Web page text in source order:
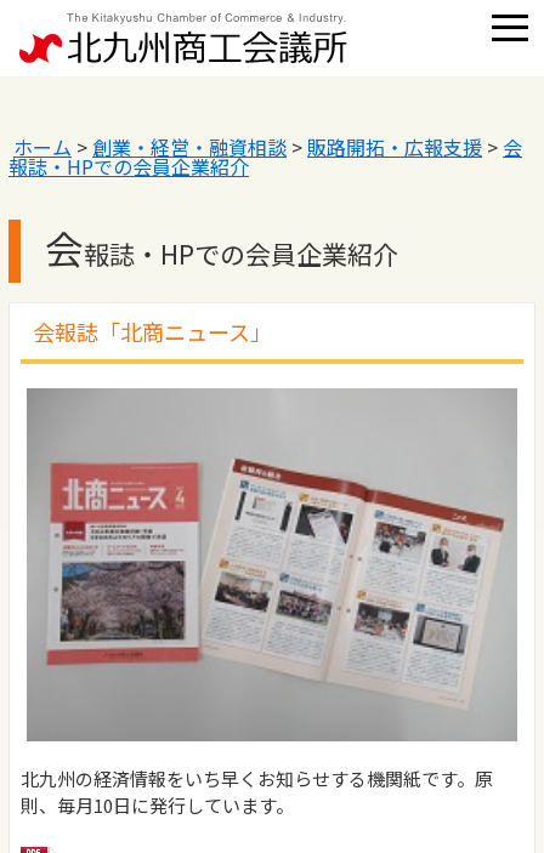
ホーム > 創業・経営・融資相談 >販路開拓・広報支援 > 会
報誌・HPでの会員企業紹介
会報誌・HPでの会員企業紹介
会報誌「北商ニュース」
北九州の経済情報をいち早くお知らせする機関紙です。原
則、毎月10日に発行しています。